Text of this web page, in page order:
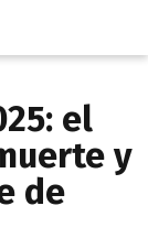
el
y
de